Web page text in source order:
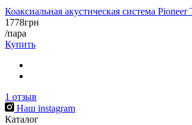
Коаксиальная акустическая система
1778грн
/пара
Купить
1 отзыв
Наш instagram
Каталог